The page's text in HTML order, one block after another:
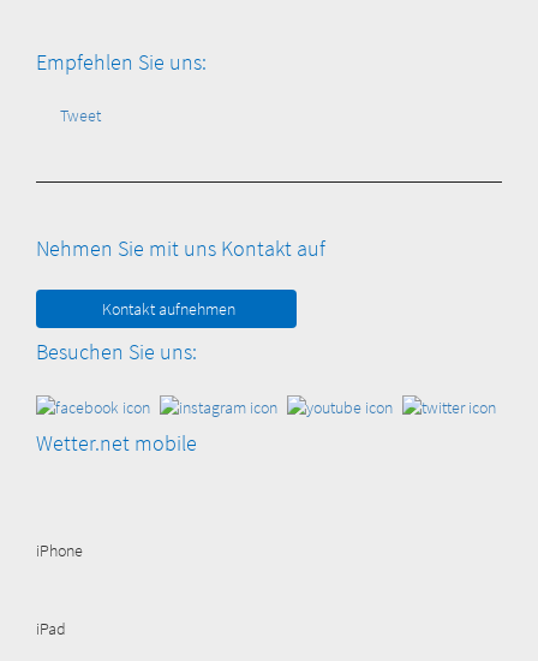
Empfehlen Sie uns:
Tweet
Nehmen Sie mit uns Kontakt auf
Kontakt aufnehmen
Besuchen Sie uns:
Wetter.net mobile
iPhone
iPad